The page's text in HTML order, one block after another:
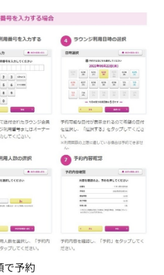
で予約